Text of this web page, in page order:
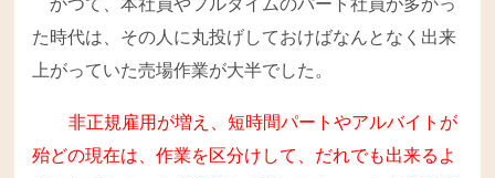
かつて、本社員やフルタイムのパート社員が多かっ
た時代は、その人に丸投げしておけばなんとなく出来
上がっていた売場作業が大半でした。
非正規雇用が増え、短時間パートやアルバイトが
殆どの現在は、作業を区分けして、だれでも出来るよ